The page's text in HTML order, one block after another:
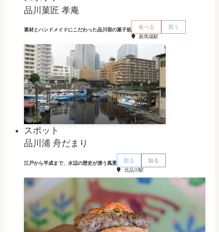
品川菓匠 孝庵
素材とハンドメイドにこだわった品川宿の菓子処 食べる 買う
新馬場駅
スポット
品川浦 舟だまり
江戸から平成まで、水辺の歴史が漂う風景 観る 知る
北品川駅